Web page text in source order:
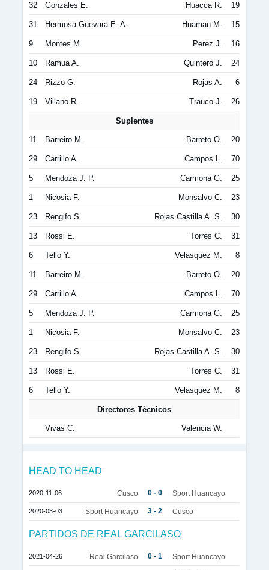
32 Gonzales E. Huacca R. 19
31 Hermosa Guevara E. A. Huaman M. 15
9 Montes M. Perez J. 16
10 Ramua A. Quintero J. 24
24 Rizzo G. Rojas A. 6
19 Villano R. Trauco J. 26
Suplentes
11 Barreiro M. Barreto O. 20
29 Carrillo A. Campos L. 70
5 Mendoza J. P. Carmona G. 25
1 Nicosia F. Monsalvo C. 23
23 Rengifo S. Rojas Castilla A. S. 30
13 Rossi E. Torres C. 31
6 Tello Y. Velasquez M. 8
11 Barreiro M. Barreto O. 20
29 Carrillo A. Campos L. 70
5 Mendoza J. P. Carmona G. 25
1 Nicosia F. Monsalvo C. 23
23 Rengifo S. Rojas Castilla A. S. 30
13 Rossi E. Torres C. 31
6 Tello Y. Velasquez M. 8
Directores Técnicos
Vivas C. Valencia W.
HEAD TO HEAD
2020-11-06 Cusco 0 - 0 Sport Huancayo
2020-03-03 Sport Huancayo 3 - 2 Cusco
PARTIDOS DE REAL GARCILASO
2021-04-26 Real Garcilaso 0 - 1 Sport Huancayo